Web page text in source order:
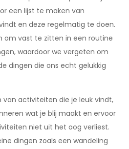
een lijst te maken van
en deze regelmatig te doen.
om vast te zitten in een routine
waardoor we vergeten om
dingen die ons echt gelukkig
van activiteiten die je leuk vindt,
wat je blij maakt en ervoor
niet uit het oog verliest.
dingen zoals een wandeling